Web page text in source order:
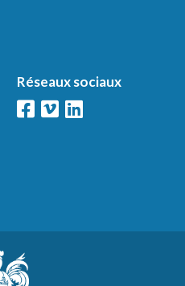
Réseaux sociaux